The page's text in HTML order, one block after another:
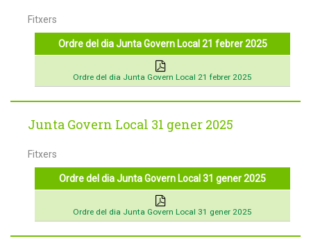
Fitxers
Ordre del dia Junta Govern Local 21 febrer 2025
Ordre del dia Junta Govern Local 21 febrer 2025
Junta Govern Local 31 gener 2025
Fitxers
Ordre del dia Junta Govern Local 31 gener 2025
Ordre del dia Junta Govern Local 31 gener 2025